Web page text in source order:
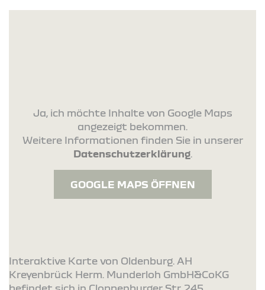
Ja, ich möchte Inhalte von Google Maps
angezeigt bekommen.
Weitere Informationen finden Sie in unserer
Datenschutzerklärung.
GOOGLE MAPS ÖFFNEN
Interaktive Karte von Oldenburg. AH
Kreyenbrück Herm. Munderloh GmbH&CoKG